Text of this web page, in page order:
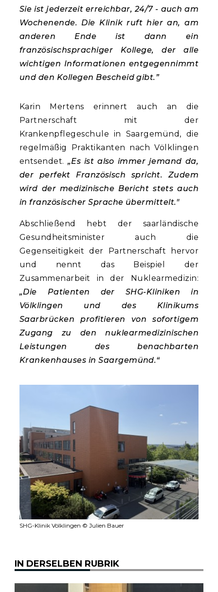
Sie ist jederzeit erreichbar, 24/7 - auch am
Wochenende. Die Klinik ruft hier an, am
anderen Ende ist dann ein
französischsprachiger Kollege, der alle
wichtigen Informationen entgegennimmt
und den Kollegen Bescheid gibt.”
Karin Mertens erinnert auch an die
Partnerschaft mit der
Krankenpflegeschule in Saargemünd, die
regelmäßig Praktikanten nach Völklingen
entsendet. „Es ist also immer jemand da,
der perfekt Französisch spricht. Zudem
wird der medizinische Bericht stets auch
in französischer Sprache übermittelt."
Abschließend hebt der saarländische
Gesundheitsminister auch die
Gegenseitigkeit der Partnerschaft hervor
und nennt das Beispiel der
Zusammenarbeit in der Nuklearmedizin:
„Die Patienten der SHG-Kliniken in
Völklingen und des Klinikums
Saarbrücken profitieren von sofortigem
Zugang zu den nuklearmedizinischen
Leistungen des benachbarten
Krankenhauses in Saargemünd.“
SHG-Klinik Völklingen © Julien Bauer
IN DERSELBEN RUBRIK